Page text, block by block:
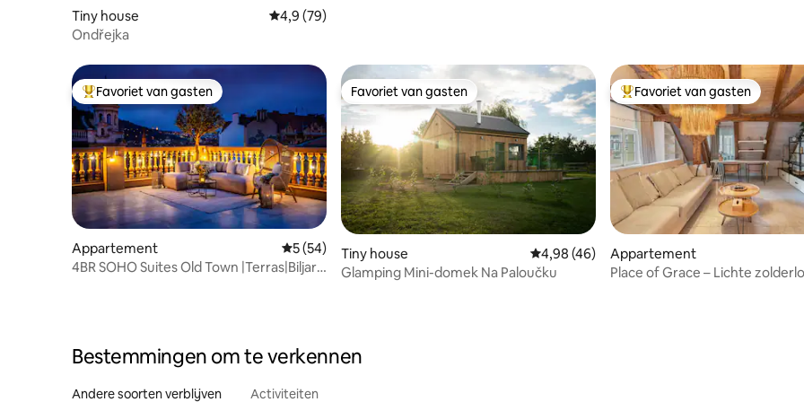
Tiny house Gemiddelde beoordeling van 4,9 op 5, 79 recensies
4,9 (79)
Ondřejka
Topfavoriet van gasten
Favoriet van gasten
Appartement Gemiddelde beoordeling van 5 op 5, 54 recensies
5 (54)
4BR SOHO Suites Old Town |Terras|Biljart|
Favoriet van gasten
Favoriet van gasten
Tiny house Gemiddelde beoordeling van 4,98 op 5, 46
4,98 (46)
Glamping Mini-domek Na Paloučku
Topfavoriet van gasten
Favoriet van gasten
Appartement
Place of Grace – Lichte
Bestemmingen om te verkennen
Andere soorten verblijven Activiteiten